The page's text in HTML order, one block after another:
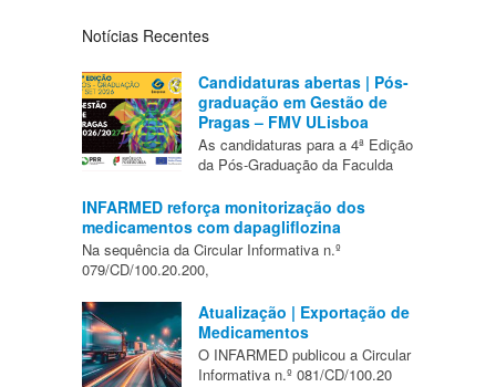
Notícias Recentes
Candidaturas abertas | Pós-
graduação em Gestão de
Pragas – FMV ULisboa
As candidaturas para a 4ª Edição
da Pós-Graduação da Faculda
INFARMED reforça monitorização dos
medicamentos com dapagliflozina
Na sequência da Circular Informativa n.º
079/CD/100.20.200,
Atualização | Exportação de
Medicamentos
O INFARMED publicou a Circular
Informativa n.º 081/CD/100.20